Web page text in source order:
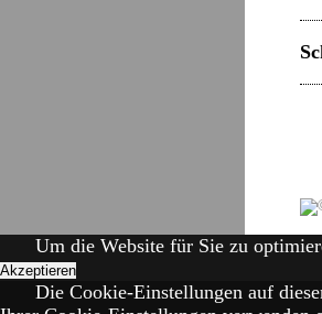
Um die Website für Sie zu
Akzeptieren
Die Cookie-Einstellungen auf